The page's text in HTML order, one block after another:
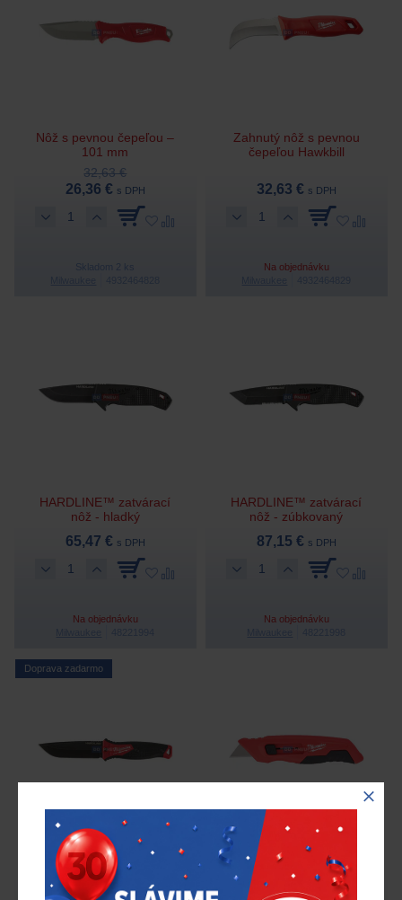
Nôž s pevnou čepeľou –
101 mm
32,63 €
26,36 € s DPH
Skladom 2 ks
Zahnutý nôž s pevnou
čepeľou Hawkbill
32,63 € s DPH
Na objednávku
HARDLINE™ zatvárací
nôž - hladký
65,47 € s DPH
Na objednávku
HARDLINE™ zatvárací
nôž - zúbkovaný
87,15 € s DPH
Na objednávku
Doprava zadarmo
Nôž s pevnou čepeľou
HARDLINE
112,71 € s DPH
Nôž s výsuvným ostrím
15,51 € s DPH